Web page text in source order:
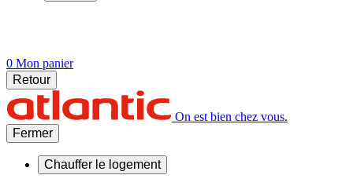
0 Mon panier
Retour
On est bien chez vous.
Fermer
Chauffer le logement